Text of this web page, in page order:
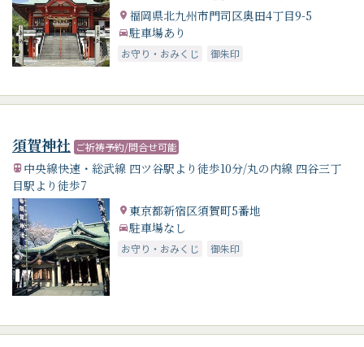
福岡県北九州市門司区奥田4丁目9-5
駐車場あり
お守り・おみくじ 御朱印
須賀神社 ご祈祷予約/問合せ可能
中央線快速・総武線 四ツ谷駅より徒歩10分/丸の内線 四谷三丁
目駅より徒歩7
東京都新宿区須賀町5番地
駐車場なし
お守り・おみくじ 御朱印